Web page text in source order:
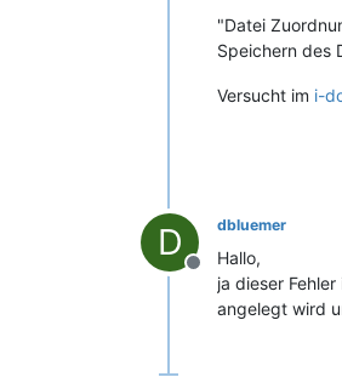
"Datei
Speichern des
Versucht im i-
D
Offline
dbluemer
Hallo,
ja dieser
angelegt wird